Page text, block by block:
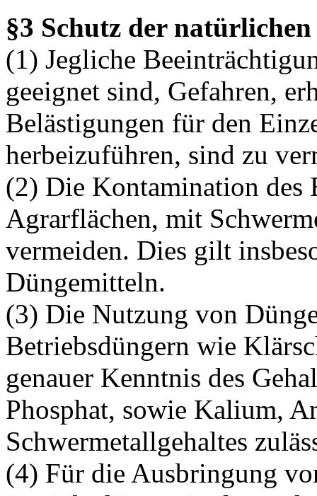
§3 Schutz der
(1) Jegliche
geeignet sind, Gefahren,
Belästigungen für den
herbeizuführen, sind zu
(2) Die Kontamination des
Agrarflächen, mit
vermeiden. Dies gilt
Düngemitteln.
(3) Die Nutzung von
Betriebsdüngern wie
genauer Kenntnis des
Phosphat, sowie Kalium,
Schwermetallgehaltes
(4) Für die Ausbringung